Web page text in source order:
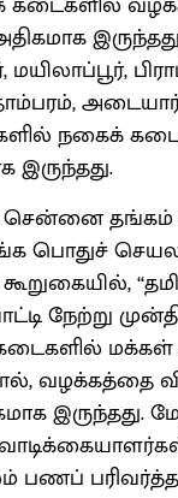
மயிலாப்பூர்,
நகைக்
இருந்தது.
சென்னை
பொதுச்
நேற்று
மக்கள்
வழக்கத்தை
இருந்தது.
பணப்